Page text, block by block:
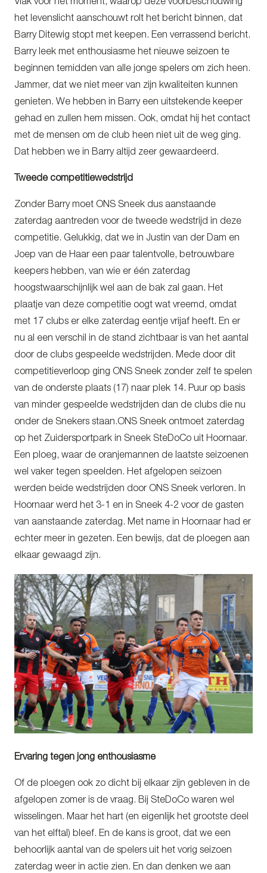
Vlak voor het moment, waarop deze voorbeschouwing
het levenslicht aanschouwt rolt het bericht binnen, dat
Barry Ditewig stopt met keepen. Een verrassend bericht.
Barry leek met enthousiasme het nieuwe seizoen te
beginnen temidden van alle jonge spelers om zich heen.
Jammer, dat we niet meer van zijn kwaliteiten kunnen
genieten. We hebben in Barry een uitstekende keeper
gehad en zullen hem missen. Ook, omdat hij het contact
met de mensen om de club heen niet uit de weg ging.
Dat hebben we in Barry altijd zeer gewaardeerd.
Tweede competitiewedstrijd
Zonder Barry moet ONS Sneek dus aanstaande
zaterdag aantreden voor de tweede wedstrijd in deze
competitie. Gelukkig, dat we in Justin van der Dam en
Joep van de Haar een paar talentvolle, betrouwbare
keepers hebben, van wie er één zaterdag
hoogstwaarschijnlijk wel aan de bak zal gaan. Het
plaatje van deze competitie oogt wat vreemd, omdat
met 17 clubs er elke zaterdag eentje vrijaf heeft. En er
nu al een verschil in de stand zichtbaar is van het aantal
door de clubs gespeelde wedstrijden. Mede door dit
competitieverloop ging ONS Sneek zonder zelf te spelen
van de onderste plaats (17) naar plek 14. Puur op basis
van minder gespeelde wedstrijden dan de clubs die nu
onder de Snekers staan.ONS Sneek ontmoet zaterdag
op het Zuidersportpark in Sneek SteDoCo uit Hoornaar.
Een ploeg, waar de oranjemannen de laatste seizoenen
wel vaker tegen speelden. Het afgelopen seizoen
werden beide wedstrijden door ONS Sneek verloren. In
Hoornaar werd het 3-1 en in Sneek 4-2 voor de gasten
van aanstaande zaterdag. Met name in Hoornaar had er
echter meer in gezeten. Een bewijs, dat de ploegen aan
elkaar gewaagd zijn.
Ervaring tegen jong enthousiasme
Of de ploegen ook zo dicht bij elkaar zijn gebleven in de
afgelopen zomer is de vraag. Bij SteDoCo waren wel
wisselingen. Maar het hart (en eigenlijk het grootste deel
van het elftal) bleef. En de kans is groot, dat we een
behoorlijk aantal van de spelers uit het vorig seizoen
zaterdag weer in actie zien. En dan denken we aan